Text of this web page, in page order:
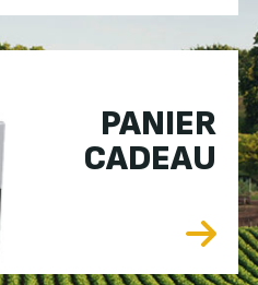
PANIER
CADEAU